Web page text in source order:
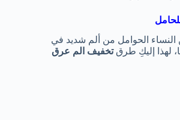
النساء الحوامل من ألم شديد في
لهذا إليكِ طرقتخفيف الم عرق